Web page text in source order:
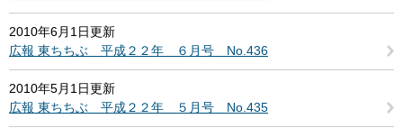
2010年6月1日更新
広報 東ちちぶ 平成２２年 ６月号 No.436
2010年5月1日更新
広報 東ちちぶ 平成２２年 ５月号 No.435